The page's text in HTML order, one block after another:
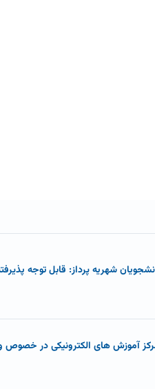
شهریه پرداز: قابل توجه
آموزش های الکترونیکی در خصوص